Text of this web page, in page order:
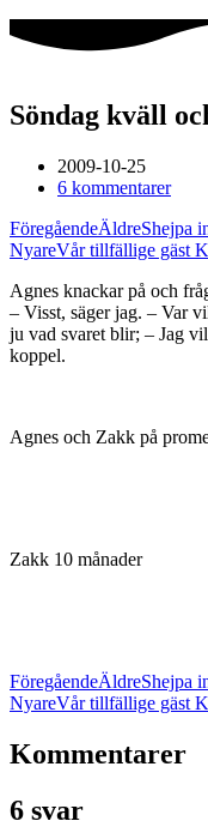
Söndag kväll
2009-10-25
6 kommentarer
FöregåendeÄldreShejpa
NyareVår tillfällige gäst
Agnes knackar på och
– Visst, säger jag. – Var
ju vad svaret blir; – Jag
koppel.
Agnes och Zakk på
Zakk 10 månader
FöregåendeÄldreShejpa
NyareVår tillfällige gäst
Kommentarer
6 svar